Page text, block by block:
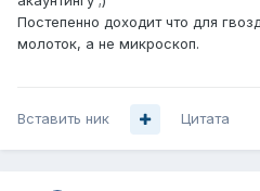
Постепенно доходит что для
молоток, а не микроскоп.
Вставить ник Цитата